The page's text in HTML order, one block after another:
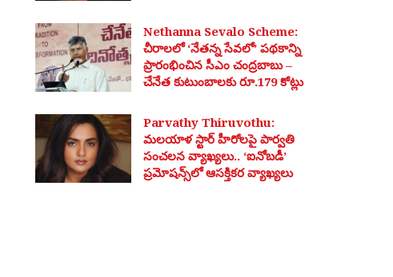
Nethanna Sevalo Scheme:
చీరాలలో ‘నేతన్న సేవలో’ పథకాన్ని
ప్రారంభించిన సీఎం చంద్రబాబు –
చేనేత కుటుంబాలకు రూ.179 కోట్లు
Parvathy Thiruvothu:
మలయాళ స్టార్ హీరోలపై పార్వతి
సంచలన వ్యాఖ్యలు.. ‘ఐనోబడీ’
ప్రమోషన్స్‌లో ఆసక్తికర వ్యాఖ్యలు